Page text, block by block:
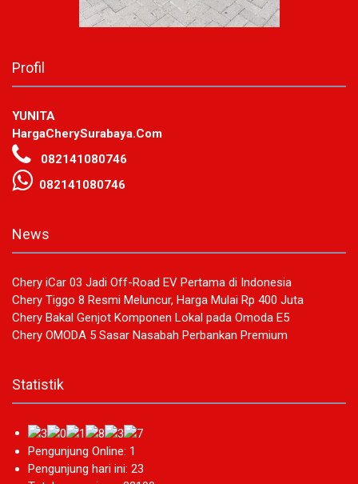
Profil
YUNITA
HargaCherySurabaya.Com
082141080746
082141080746
News
Chery iCar 03 Jadi Off-Road EV Pertama di Indonesia
Chery Tiggo 8 Resmi Meluncur, Harga Mulai Rp 400 Juta
Chery Bakal Genjot Komponen Lokal pada Omoda E5
Chery OMODA 5 Sasar Nasabah Perbankan Premium
Statistik
Pengunjung Online: 1
Pengunjung hari ini: 23